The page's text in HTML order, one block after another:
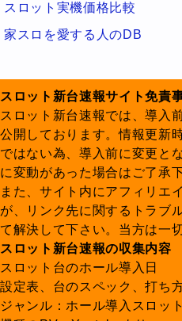
スロット実機価格比較
家スロを愛する人のDB
スロット新台速報サイト免責
スロット新台速報では、導入
公開しております。情報更新
ではない為、導入前に変更と
に変動があった場合はご了承
また、サイト内にアフィリエ
が、リンク先に関するトラブ
て解決して下さい。当方は一
スロット新台速報の収集内容
スロット台のホール導入日
設定表、台のスペック、打ち
ジャンル：ホール導入スロッ